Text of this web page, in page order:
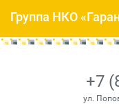
+7
ул.
Группа НКО